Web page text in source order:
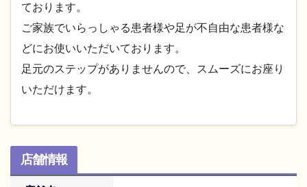
ております。
ご家族でいらっしゃる患者様や足が不自由な患者様な
どにお使いいただいております。
足元のステップがありませんので、スムーズにお座り
いただけます。
店舗情報